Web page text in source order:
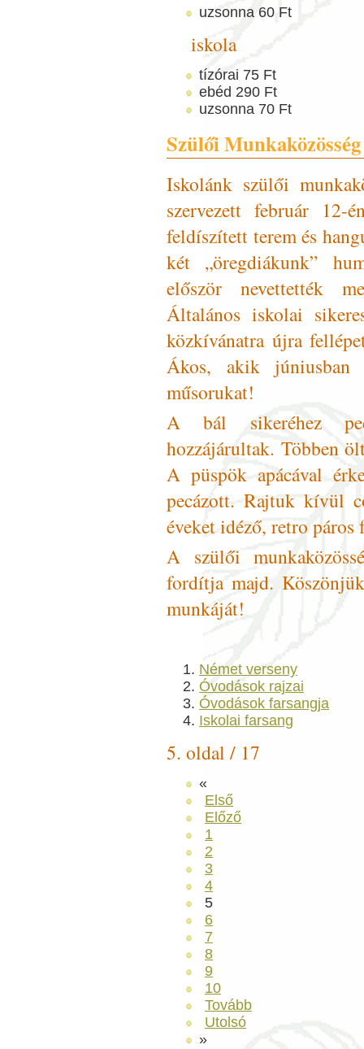
uzsonna 60 Ft
iskola
tízórai 75 Ft
ebéd 290 Ft
uzsonna 70 Ft
Szülői
Iskolánk szülői
szervezett február 12-
feldíszített terem és
két „öregdiákunk”
először nevettették
Általános iskolai
közkívánatra újra
Ákos, akik júniusban
műsorukat!
A bál sikeréhez
hozzájárultak. Többen
A püspök apácával
pecázott. Rajtuk kívül
éveket idéző, retro
A szülői
fordítja majd.
munkáját!
Német verseny
Óvodások rajzai
Óvodások farsangja
Iskolai farsang
5. oldal / 17
«
Első
Előző
1
2
3
4
5
6
7
8
9
10
Tovább
Utolsó
»